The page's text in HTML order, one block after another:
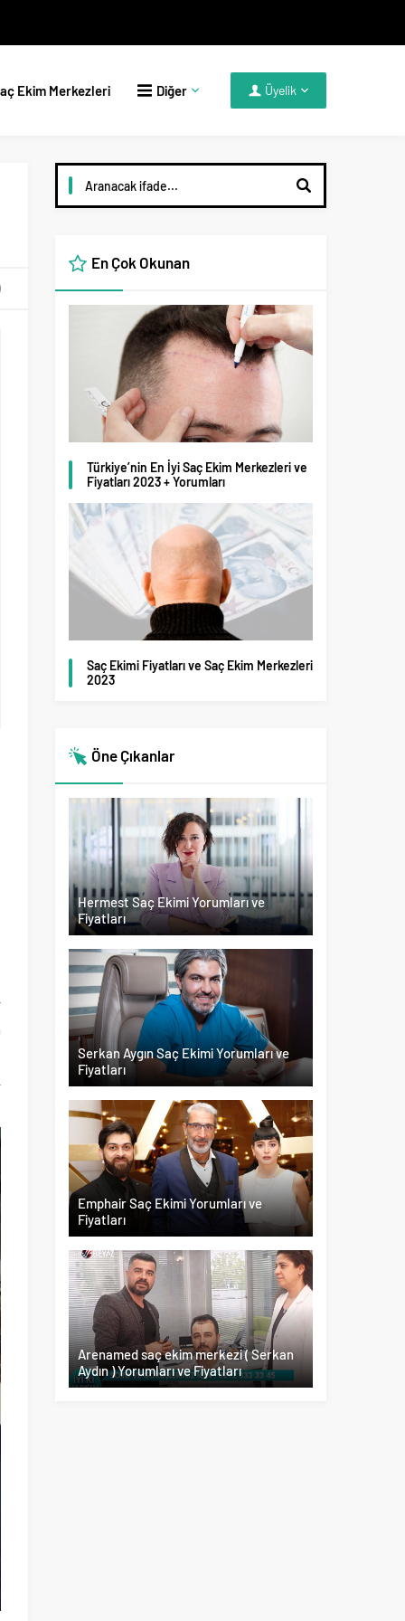
Ekim Merkezleri Diğer Üyelik
En Çok Okunan
Türkiye’nin En İyi Saç Ekim Merkezleri ve
Fiyatları 2023 + Yorumları
Saç Ekimi Fiyatları ve Saç Ekim Merkezleri
2023
Öne Çıkanlar
Hermest Saç Ekimi Yorumları ve
Fiyatları
Serkan Aygın Saç Ekimi Yorumları ve
Fiyatları
Emphair Saç Ekimi Yorumları ve
Fiyatları
Arenamed saç ekim merkezi ( Serkan
Aydın ) Yorumları ve Fiyatları